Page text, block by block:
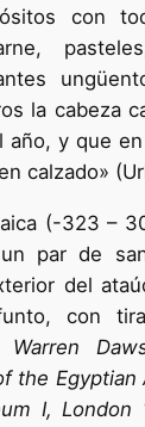
con
la cabeza
año, y que
calzado»
(-323 –
par de
del
con
Warren
the
I, London